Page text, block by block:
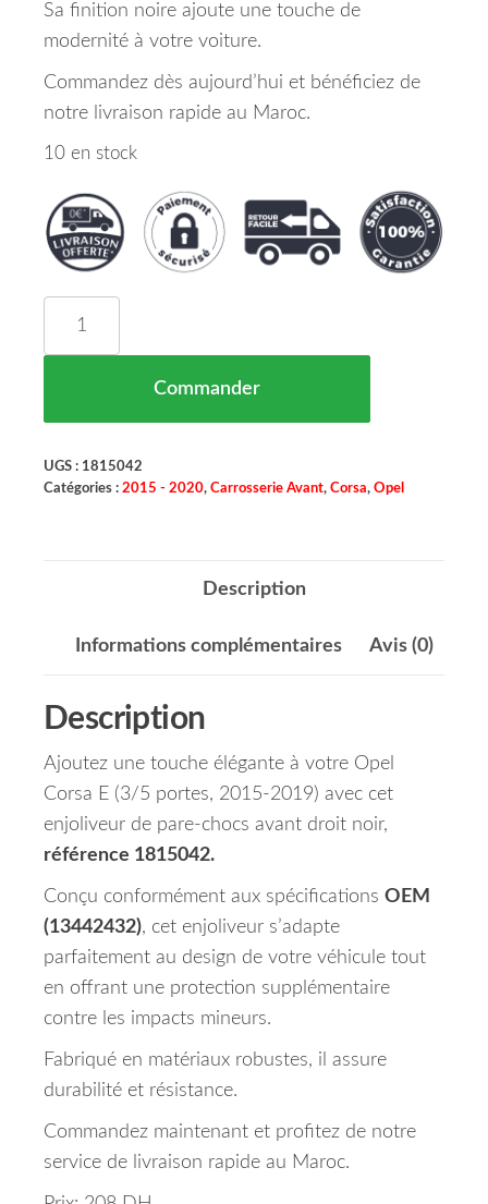
Sa finition noire ajoute une touche de
modernité à votre voiture.
Commandez dès aujourd’hui et bénéficiez de
notre livraison rapide au Maroc.
10 en stock
Commander
UGS : 1815042
Catégories : 2015 - 2020, Carrosserie Avant, Corsa, Opel
Description
Informations complémentaires Avis (0)
Description
Ajoutez une touche élégante à votre Opel
Corsa E (3/5 portes, 2015-2019) avec cet
enjoliveur de pare-chocs avant droit noir,
référence 1815042.
Conçu conformément aux spécifications OEM
(13442432), cet enjoliveur s’adapte
parfaitement au design de votre véhicule tout
en offrant une protection supplémentaire
contre les impacts mineurs.
Fabriqué en matériaux robustes, il assure
durabilité et résistance.
Commandez maintenant et profitez de notre
service de livraison rapide au Maroc.